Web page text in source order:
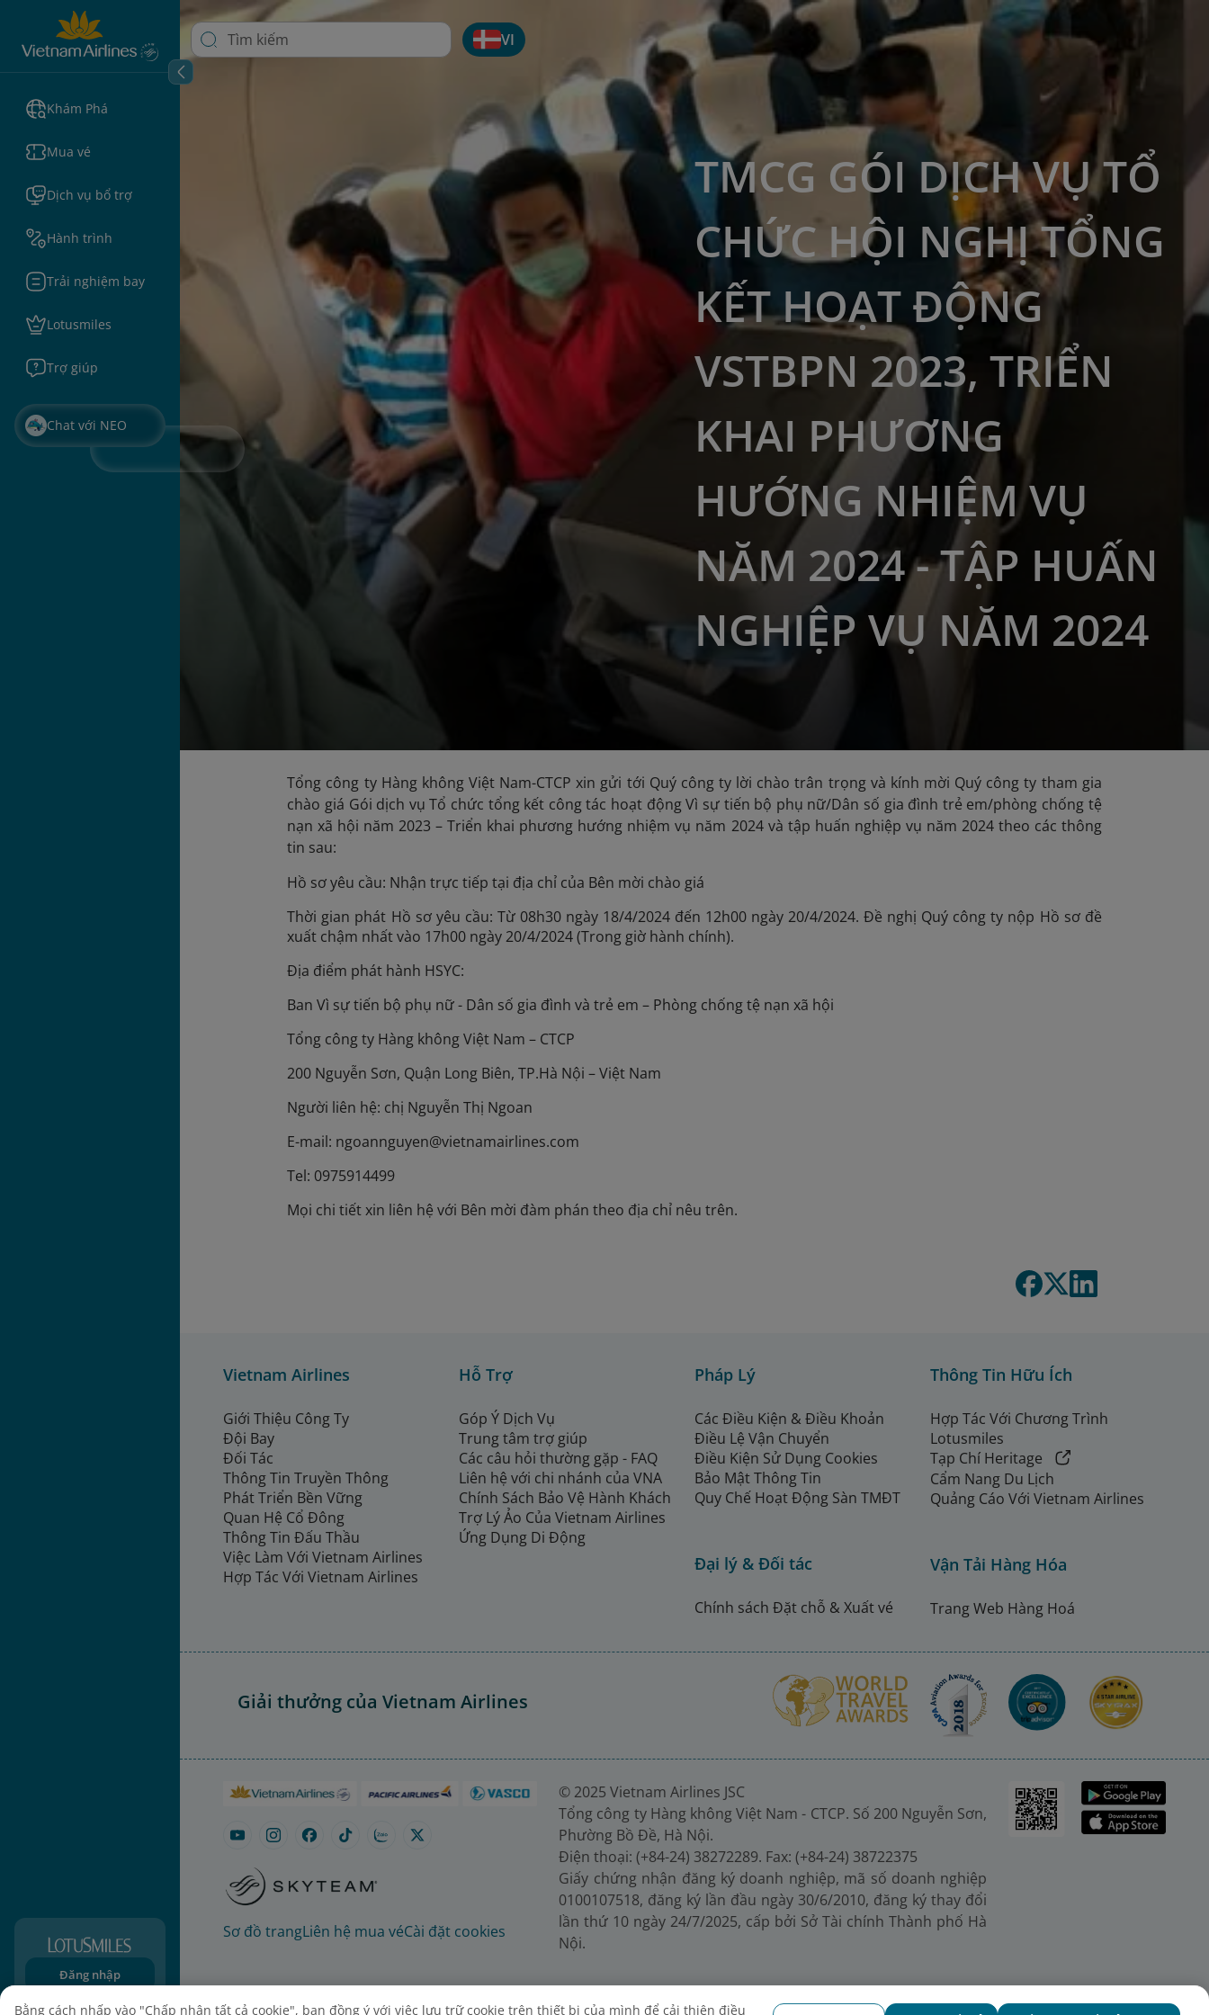
Khám Phá
Mua vé
Dịch vụ bổ trợ
Hành trình
Trải nghiệm bay
Lotusmiles
Trợ giúp
Chat với NEO
Đăng nhập
Đăng ký
VI
TMCG GÓI DỊCH VỤ TỔ
CHỨC HỘI NGHỊ TỔNG
KẾT HOẠT ĐỘNG
VSTBPN 2023, TRIỂN
KHAI PHƯƠNG
HƯỚNG NHIỆM VỤ
NĂM 2024 - TẬP HUẤN
NGHIỆP VỤ NĂM 2024
Tổng công ty Hàng không Việt Nam-CTCP xin gửi tới Quý công ty lời chào trân trọng và kính mời Quý công ty tham gia
chào giá Gói dịch vụ Tổ chức tổng kết công tác hoạt động Vì sự tiến bộ phụ nữ/Dân số gia đình trẻ em/phòng chống tệ
nạn xã hội năm 2023 – Triển khai phương hướng nhiệm vụ năm 2024 và tập huấn nghiệp vụ năm 2024 theo các thông
tin sau:
Hồ sơ yêu cầu: Nhận trực tiếp tại địa chỉ của Bên mời chào giá
Thời gian phát Hồ sơ yêu cầu: Từ 08h30 ngày 18/4/2024 đến 12h00 ngày 20/4/2024. Đề nghị Quý công ty nộp Hồ sơ đề
xuất chậm nhất vào 17h00 ngày 20/4/2024 (Trong giờ hành chính).
Địa điểm phát hành HSYC:
Ban Vì sự tiến bộ phụ nữ - Dân số gia đình và trẻ em – Phòng chống tệ nạn xã hội
Tổng công ty Hàng không Việt Nam – CTCP
200 Nguyễn Sơn, Quận Long Biên, TP.Hà Nội – Việt Nam
Người liên hệ: chị Nguyễn Thị Ngoan
E-mail: ngoannguyen@vietnamairlines.com
Tel: 0975914499
Mọi chi tiết xin liên hệ với Bên mời đàm phán theo địa chỉ nêu trên.
Vietnam Airlines
Giới Thiệu Công Ty
Đội Bay
Đối Tác
Thông Tin Truyền Thông
Phát Triển Bền Vững
Quan Hệ Cổ Đông
Thông Tin Đấu Thầu
Việc Làm Với Vietnam Airlines
Hợp Tác Với Vietnam Airlines
Hỗ Trợ
Góp Ý Dịch Vụ
Trung tâm trợ giúp
Các câu hỏi thường gặp - FAQ
Liên hệ với chi nhánh của VNA
Chính Sách Bảo Vệ Hành Khách
Trợ Lý Ảo Của Vietnam Airlines
Ứng Dụng Di Động
Pháp Lý
Các Điều Kiện & Điều Khoản
Điều Lệ Vận Chuyển
Điều Kiện Sử Dụng Cookies
Bảo Mật Thông Tin
Quy Chế Hoạt Động Sàn TMĐT
Đại lý & Đối tác
Chính sách Đặt chỗ & Xuất vé
Thông Tin Hữu Ích
Hợp Tác Với Chương Trình
Lotusmiles
Tạp Chí Heritage
Cẩm Nang Du Lịch
Quảng Cáo Với Vietnam Airlines
Vận Tải Hàng Hóa
Trang Web Hàng Hoá
Giải thưởng của Vietnam Airlines
Sơ đồ trangLiên hệ mua véCài đặt cookies
© 2025 Vietnam Airlines JSC
Tổng công ty Hàng không Việt Nam - CTCP. Số 200 Nguyễn Sơn,
Phường Bồ Đề, Hà Nội.
Điện thoại: (+84-24) 38272289. Fax: (+84-24) 38722375
Giấy chứng nhận đăng ký doanh nghiệp, mã số doanh nghiệp
0100107518, đăng ký lần đầu ngày 30/6/2010, đăng ký thay đổi
lần thứ 10 ngày 24/7/2025, cấp bởi Sở Tài chính Thành phố Hà
Nội.
Bằng cách nhấp vào "Chấp nhận tất cả cookie", bạn đồng ý với việc lưu trữ cookie trên thiết bị của mình để cải thiện điều